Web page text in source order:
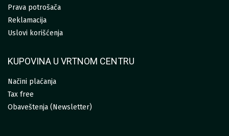
Prava potrošača
Reklamacija
Uslovi korišćenja
KUPOVINA U VRTNOM CENTRU
Načini plaćanja
Tax free
Obaveštenja (Newsletter)